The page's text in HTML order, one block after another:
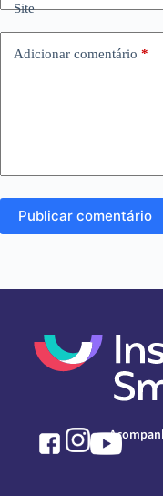
Site
Adicionar comentário *
Publicar comentário